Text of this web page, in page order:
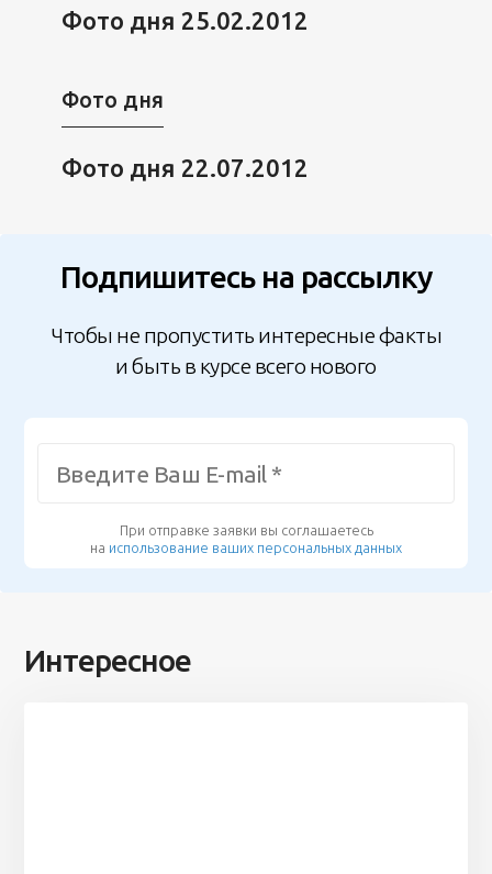
Фото дня 25.02.2012
Фото дня
Фото дня 22.07.2012
Подпишитесь на рассылку
Чтобы не пропустить интересные факты
и быть в курсе всего нового
При отправке заявки вы соглашаетесь
на использование ваших персональных данных
Интересное